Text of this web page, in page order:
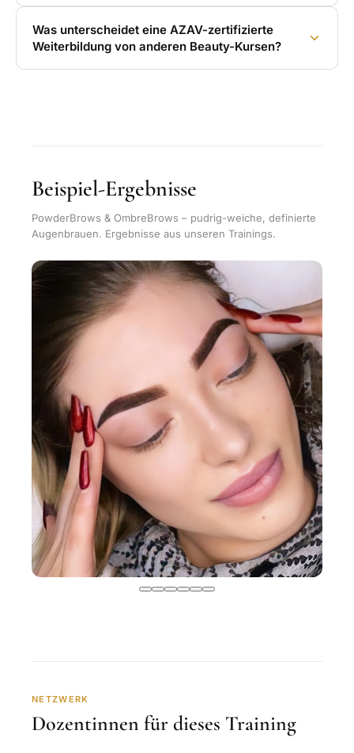
Was unterscheidet eine AZAV-zertifizierte
Weiterbildung von anderen Beauty-Kursen?
Beispiel-Ergebnisse
PowderBrows & OmbreBrows – pudrig-weiche, definierte
Augenbrauen. Ergebnisse aus unseren Trainings.
NETZWERK
Dozentinnen für dieses Training